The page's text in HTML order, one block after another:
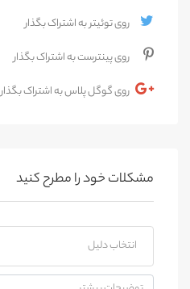
روی توئیتر به اشتراک بگذار
روی پینترست به اشتراک بگذار
روی گوگل پلاس به اشتراک بگذار
مشکلات خود را مطرح کنید